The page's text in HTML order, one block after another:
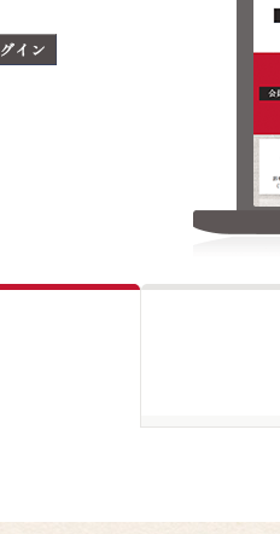
購入・ブックマーク履歴がわかります